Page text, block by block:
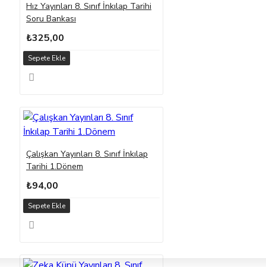
Hız Yayınları 8. Sınıf İnkılap Tarihi
Soru Bankası
₺325,00
Sepete Ekle
Çalışkan Yayınları 8. Sınıf İnkılap
Tarihi 1.Dönem
₺94,00
Sepete Ekle